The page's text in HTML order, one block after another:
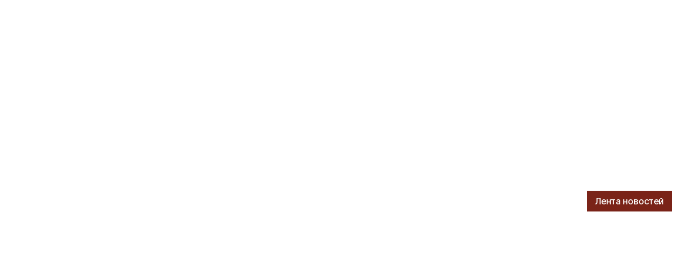
Лента новостей